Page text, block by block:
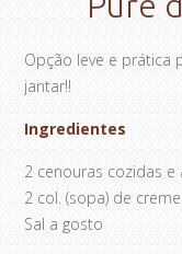
Opção leve e prática
jantar!!
Ingredientes
2 cenouras cozidas e
2 col. (sopa) de
Sal a gosto